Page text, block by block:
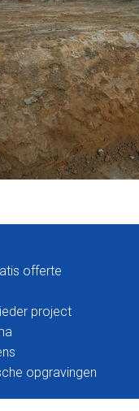
offerte
project
opgravingen